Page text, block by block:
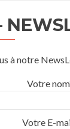
à notre
Votre
Votre E-